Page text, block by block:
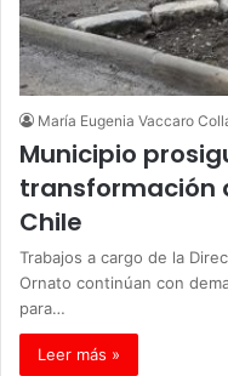
María Eugenia Vaccaro
Municipio
transformación
Chile
Trabajos a cargo de la
Ornato continúan con
para…
Leer más »